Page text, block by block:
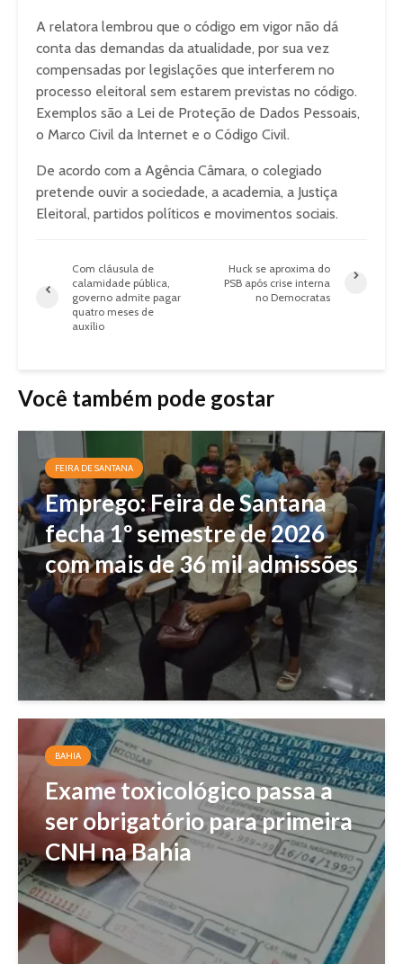
A relatora lembrou que o código em vigor não dá
conta das demandas da atualidade, por sua vez
compensadas por legislações que interferem no
processo eleitoral sem estarem previstas no código.
Exemplos são a Lei de Proteção de Dados Pessoais,
o Marco Civil da Internet e o Código Civil.
De acordo com a Agência Câmara, o colegiado
pretende ouvir a sociedade, a academia, a Justiça
Eleitoral, partidos políticos e movimentos sociais.
Com cláusula de
calamidade pública,
governo admite pagar
quatro meses de
auxílio
Huck se aproxima do
PSB após crise interna
no Democratas
Você também pode gostar
FEIRA DE SANTANA
Emprego: Feira de Santana
fecha 1º semestre de 2026
com mais de 36 mil admissões
BAHIA
Exame toxicológico passa a
ser obrigatório para primeira
CNH na Bahia